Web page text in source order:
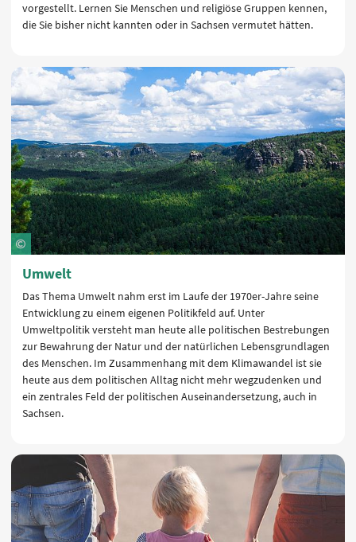
vorgestellt. Lernen Sie Menschen und religiöse Gruppen kennen,
die Sie bisher nicht kannten oder in Sachsen vermutet hätten.
Umwelt
Das Thema Umwelt nahm erst im Laufe der 1970er-Jahre seine
Entwicklung zu einem eigenen Politikfeld auf. Unter
Umweltpolitik versteht man heute alle politischen Bestrebungen
zur Bewahrung der Natur und der natürlichen Lebensgrundlagen
des Menschen. Im Zusammenhang mit dem Klimawandel ist sie
heute aus dem politischen Alltag nicht mehr wegzudenken und
ein zentrales Feld der politischen Auseinandersetzung, auch in
Sachsen.